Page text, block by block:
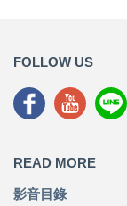
FOLLOW US
READ MORE
影音目錄